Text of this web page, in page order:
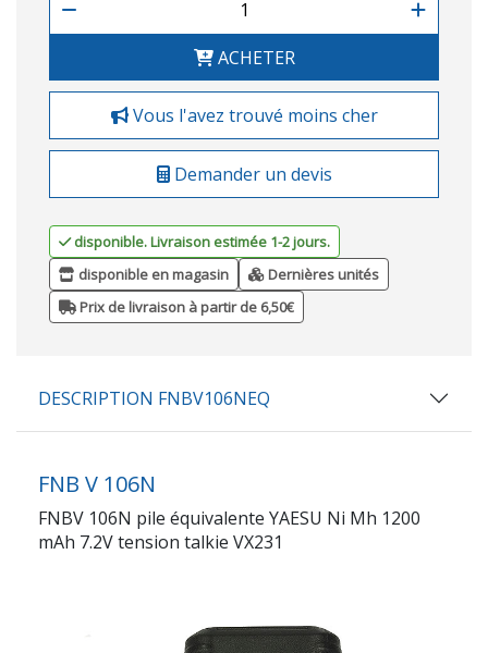
ACHETER
Vous l'avez trouvé moins cher
Demander un devis
disponible. Livraison estimée 1-2 jours.
disponible en magasin
Dernières unités
Prix de livraison à partir de 6,50€
DESCRIPTION FNBV106NEQ
FNB V 106N
FNBV 106N pile équivalente YAESU Ni Mh 1200
mAh 7.2V tension talkie VX231